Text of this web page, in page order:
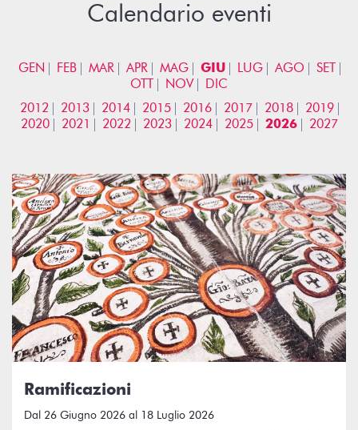
Calendario eventi
GEN FEB MAR APR MAG GIU LUG AGO
SET
OTT
NOV
DIC
2012
2013 2014 2015 2016 2017 2018
2019
2020
2021 2022 2023 2024 2025 2026 2027
Ramificazioni
Dal 26 Giugno 2026 al 18 Luglio 2026